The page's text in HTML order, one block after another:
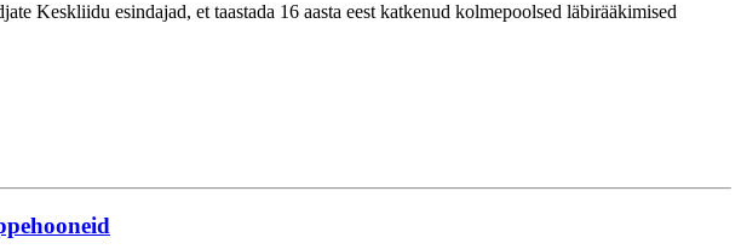
Keskliidu esindajad, et taastada 16 aasta eest katkenud kolmepoolsed läbirääkimised